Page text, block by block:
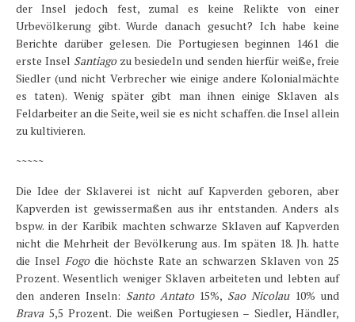
der Insel jedoch fest, zumal es keine Relikte von einer
Urbevölkerung gibt. Wurde danach gesucht? Ich habe keine
Berichte darüber gelesen. Die Portugiesen beginnen 1461 die
erste Insel Santiagozu besiedeln und senden hierfür weiße, freie
Siedler (und nicht Verbrecher wie einige andere Kolonialmächte
es taten). Wenig später gibt man ihnen einige Sklaven als
Feldarbeiter an die Seite, weil sie es nicht schaffen. die Insel allein
zu kultivieren.
~~~~~
Die Idee der Sklaverei ist nicht auf Kapverden geboren, aber
Kapverden ist gewissermaßen aus ihr entstanden. Anders als
bspw. in der Karibik machten schwarze Sklaven auf Kapverden
nicht die Mehrheit der Bevölkerung aus. Im späten 18. Jh. hatte
die Insel Fogodie höchste Rate an schwarzen Sklaven von 25
Prozent. Wesentlich weniger Sklaven arbeiteten und lebten auf
den anderen Inseln: Santo Antato15%, Sao Nicolau10% und
Brava5,5 Prozent. Die weißen Portugiesen – Siedler, Händler,